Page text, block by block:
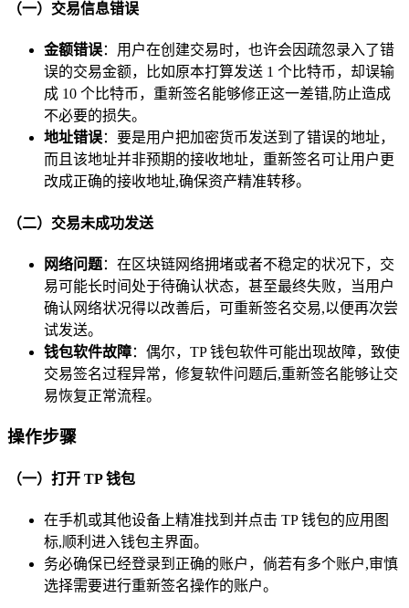
（一）交易信息错误
金额错误：用户在创建交易时，也许会因疏忽录入了错
误的交易金额，比如原本打算发送 1 个比特币，却误输
成 10 个比特币，重新签名能够修正这一差错,防止造成
不必要的损失。
地址错误：要是用户把加密货币发送到了错误的地址，
而且该地址并非预期的接收地址，重新签名可让用户更
改成正确的接收地址,确保资产精准转移。
（二）交易未成功发送
网络问题：在区块链网络拥堵或者不稳定的状况下，交
易可能长时间处于待确认状态，甚至最终失败，当用户
确认网络状况得以改善后，可重新签名交易,以便再次尝
试发送。
钱包软件故障：偶尔，TP 钱包软件可能出现故障，致使
交易签名过程异常，修复软件问题后,重新签名能够让交
易恢复正常流程。
操作步骤
（一）打开 TP 钱包
在手机或其他设备上精准找到并点击 TP 钱包的应用图
标,顺利进入钱包主界面。
务必确保已经登录到正确的账户，倘若有多个账户,审慎
选择需要进行重新签名操作的账户。